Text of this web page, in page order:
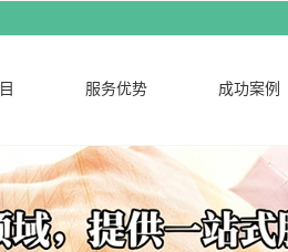
服务优势 成功案例